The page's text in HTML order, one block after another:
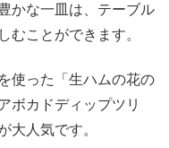
かな一皿は、テーブル
むことができます。
使った「生ハムの花の
ボカドディップツリ
大人気です。